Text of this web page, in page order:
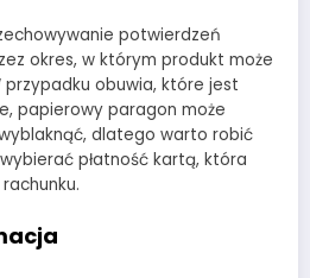
potwierdzeń
okres, w którym produkt może
obuwia, które jest
papierowy paragon może
dlatego warto robić
płatność kartą, która